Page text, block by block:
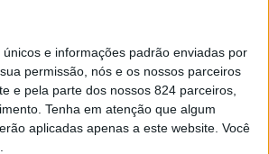
e informações padrão enviadas por
permissão, nós e os nossos parceiros
e pela parte dos nossos 824 parceiros,
Tenha em atenção que algum
aplicadas apenas a este website. Você